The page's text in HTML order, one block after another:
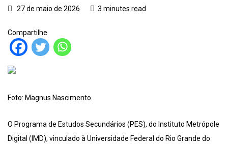
27 de maio de 2026 3 minutes read
Compartilhe
Foto: Magnus Nascimento
O Programa de Estudos Secundários (PES), do Instituto Metrópole
Digital (IMD), vinculado à Universidade Federal do Rio Grande do